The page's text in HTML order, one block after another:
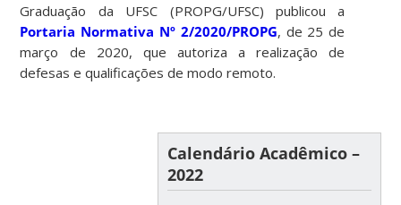
Graduação da UFSC (PROPG/UFSC) publicou a
Portaria Normativa Nº 2/2020/PROPG, de 25 de
março de 2020, que autoriza a realização de
defesas e qualificações de modo remoto.
Calendário Acadêmico –
2022